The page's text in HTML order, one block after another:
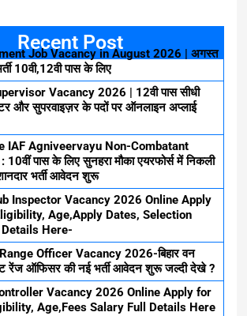
Recent Post
Job Vacancy in August 2026 | अगस्त
10वी,12वी पास के लिए
Vacancy 2026 | 12वी पास सीधी
और सुपरवाइज़र के पदों पर ऑनलाइन अप्लाई
IAF Agniveervayu Non-Combatant
पास के लिए सुनहरा मौका एयरफोर्स में निकली
भर्ती आवेदन शुरू
Inspector Vacancy 2026 Online Apply
Age,Apply Dates, Selection
Here-
Officer Vacancy 2026-बिहार वन
रेंज ऑफिसर की नई भर्ती आवेदन शुरू जल्दी देखे ?
Vacancy 2026 Online Apply for
Age,Fees Salary Full Details Here